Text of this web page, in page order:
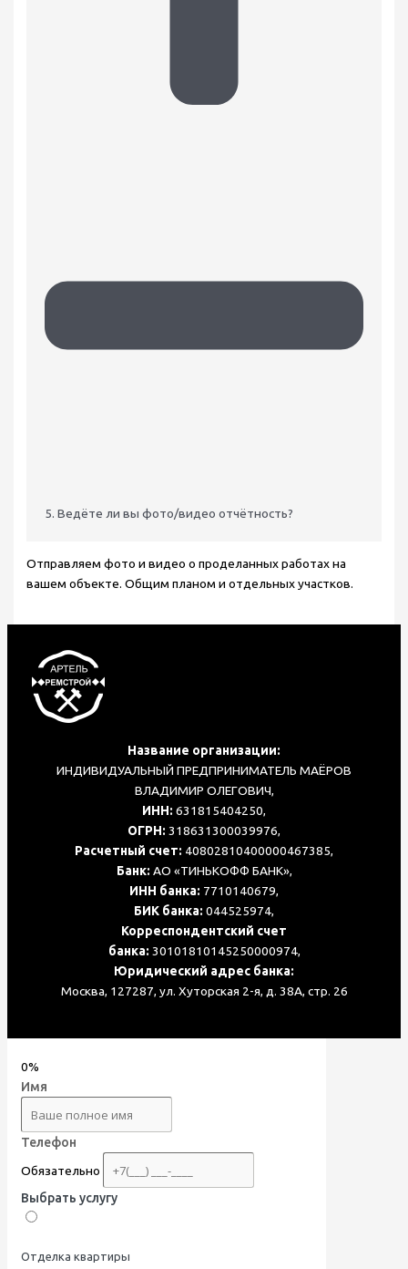
5. Ведёте ли вы фото/видео отчётность?
Отправляем фото и видео о проделанных работах на
вашем объекте. Общим планом и отдельных участков.
Название организации:
ИНДИВИДУАЛЬНЫЙ ПРЕДПРИНИМАТЕЛЬ МАЁРОВ
ВЛАДИМИР ОЛЕГОВИЧ,
ИНН: 631815404250,
ОГРН: 318631300039976,
Расчетный счет: 40802810400000467385,
Банк: АО «ТИНЬКОФФ БАНК»,
ИНН банка: 7710140679,
БИК банка: 044525974,
Корреспондентский счет
банка: 30101810145250000974,
Юридический адрес банка:
Москва, 127287, ул. Хуторская 2-я, д. 38А, стр. 26
0%
Имя
Телефон
Обязательно
Выбрать услугу
Отделка квартиры